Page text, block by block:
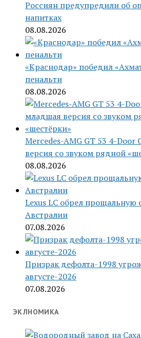
Россиян предупредили об
напитках
08.08.2026
«Краснодар» победил
пенальти
08.08.2026
Mercedes-AMG GT 53 4-Door
версия со звуком рядной
08.08.2026
Lexus LC обрел прощальную
Австралии
07.08.2026
Призрак дефолта-1998
августе-2026
07.08.2026
ЭКЛНОМИКА